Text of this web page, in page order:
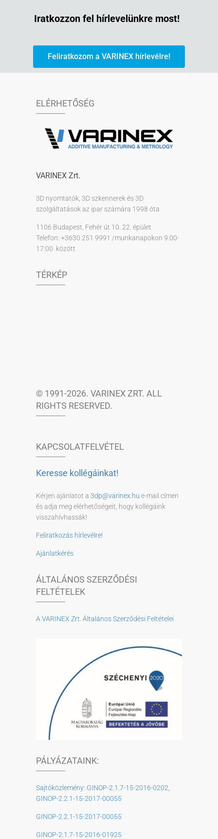
Iratkozzon fel hírlevelünkre most!
Feliratkozom a VARINEX hírlevélre!
ELÉRHETŐSÉG
VARINEX Zrt.
3D nyomtatók, 3D szkennerek és 3D
szolgáltatások az ipar számára 1998 óta
1106 Budapest, Fehér út 10. 22. épület
Telefon: +3630 251 9991 /munkanapokon 9:00-
17:00 között
TÉRKÉP
© 1991-2026. VARINEX ZRT. ALL
RIGHTS RESERVED.
KAPCSOLATFELVÉTEL
Keresse kollégáinkat!
Kérjen ajánlatot a 3dp@varinex.hu e-mail címen
és adja meg elérhetőségeit, hogy kollégáink
visszahívhassák!
Feliratkozás hírlevélre!
Ajánlatkérés
ÁLTALÁNOS SZERZŐDÉSI
FELTÉTELEK
A VARINEX Zrt. Általános Szerződési Feltételei
PÁLYÁZATAINK:
Sajtóközlemény: GINOP-2.1.7-15-2016-0202,
GINOP-2.2.1-15-2017-00055
GINOP-2.2.1-15-2017-00055
GINOP-2.1.7-15-2016-01925